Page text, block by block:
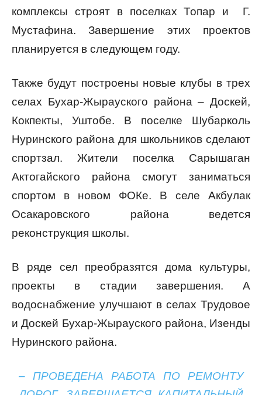
комплексы строят в поселках Топар и Г.
Мустафина. Завершение этих проектов
планируется в следующем году.
Также будут построены новые клубы в трех
селах Бухар-Жырауского района – Доскей,
Кокпекты, Уштобе. В поселке Шубарколь
Нуринского района для школьников сделают
спортзал. Жители поселка Сарышаган
Актогайского района смогут заниматься
спортом в новом ФОКе. В селе Акбулак
Осакаровского района ведется
реконструкция школы.
В ряде сел преобразятся дома культуры,
проекты в стадии завершения. А
водоснабжение улучшают в селах Трудовое
и Доскей Бухар-Жырауского района, Изенды
Нуринского района.
– ПРОВЕДЕНА РАБОТА ПО РЕМОНТУ